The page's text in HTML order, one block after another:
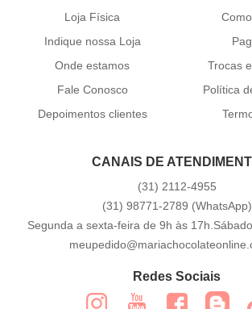
Loja Física
Indique nossa Loja
Onde estamos
Fale Conosco
Depoimentos clientes
Trocas
Política
CANAIS DE
(31) 2112-4955
(31) 98771-2789 (WhatsApp)
Segunda a sexta-feira de 9h às
Redes Sociais